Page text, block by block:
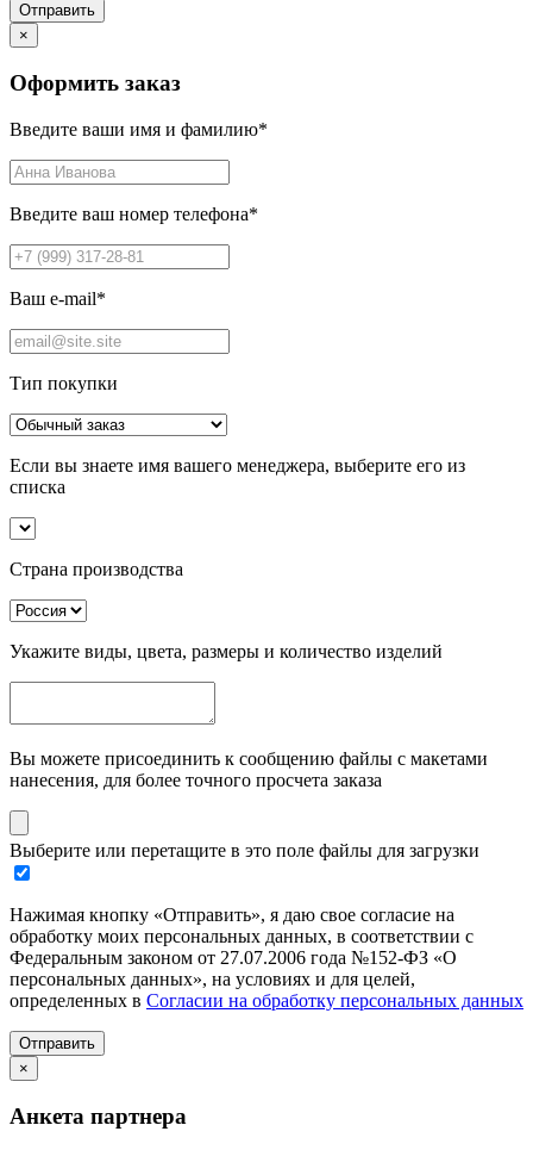
Отправить
×
Оформить заказ
Введите ваши имя и фамилию*
Введите ваш номер телефона*
Ваш e-mail*
Тип покупки
Если вы знаете имя вашего менеджера, выберите его из
списка
Страна производства
Укажите виды, цвета, размеры и количество изделий
Вы можете присоединить к сообщению файлы с макетами
нанесения, для более точного просчета заказа
Выберите или перетащите в это поле файлы для загрузки
Нажимая кнопку «Отправить», я даю свое согласие на
обработку моих персональных данных, в соответствии с
Федеральным законом от 27.07.2006 года №152-ФЗ «О
персональных данных», на условиях и для целей,
определенных в Согласии на обработку персональных данных
Отправить
×
Анкета партнера